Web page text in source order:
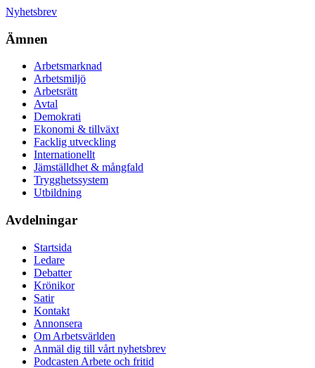
Nyhetsbrev
Ämnen
Arbetsmarknad
Arbetsmiljö
Arbetsrätt
Avtal
Demokrati
Ekonomi & tillväxt
Facklig utveckling
Internationellt
Jämställdhet & mångfald
Trygghetssystem
Utbildning
Avdelningar
Startsida
Ledare
Debatter
Krönikor
Satir
Kontakt
Annonsera
Om Arbetsvärlden
Anmäl dig till vårt nyhetsbrev
Podcasten Arbete och fritid